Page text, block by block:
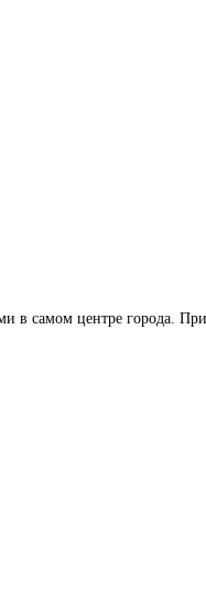
в самом центре города.